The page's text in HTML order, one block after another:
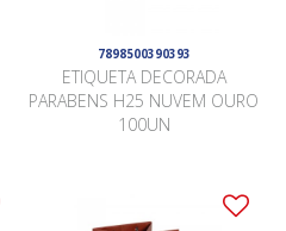
7898500390393
ETIQUETA DECORADA
PARABENS H25 NUVEM OURO
100UN